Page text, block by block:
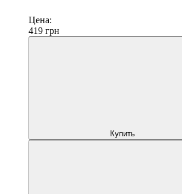
Цена:
419 грн
Купить